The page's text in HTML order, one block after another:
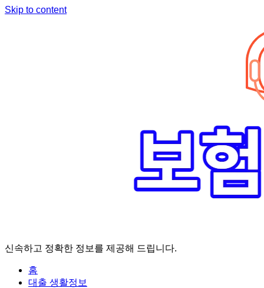
Skip to content
신속하고 정확한 정보를 제공해 드립니다.
홈
대출 생활정보